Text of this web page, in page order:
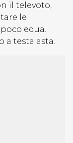
il televoto,
le
equa.
a testa asta.